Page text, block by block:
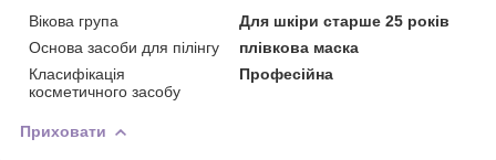
Вікова група
Для шкіри старше 25 років
Основа засоби для пілінгу
плівкова маска
Класифікація
косметичного засобу
Професійна
Приховати